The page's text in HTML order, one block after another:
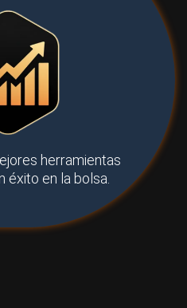
herramientas
éxito en la bolsa.